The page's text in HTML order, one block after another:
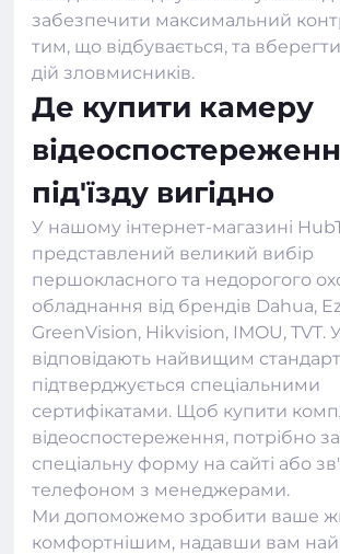
забезпечити максимальний
тим, що відбувається, та
дій зловмисників.
Де купити камеру
під'їзду вигідно
У нашому інтернет-магазині
представлений великий вибір
першокласного та недорогого
обладнання від брендів Dahua,
GreenVision, Hikvision, IMOU, TVT.
відповідають найвищим
підтверджується спеціальними
сертифікатами. Щоб купити
відеоспостереження, потрібно
спеціальну форму на сайті або
телефоном з менеджерами.
Ми допоможемо зробити ваше
комфортнішим, надавши вам